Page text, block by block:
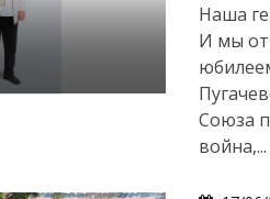
Наша
И мы от
Союза
война,...